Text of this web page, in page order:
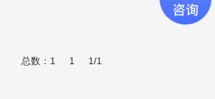
总数：1 1 1/1